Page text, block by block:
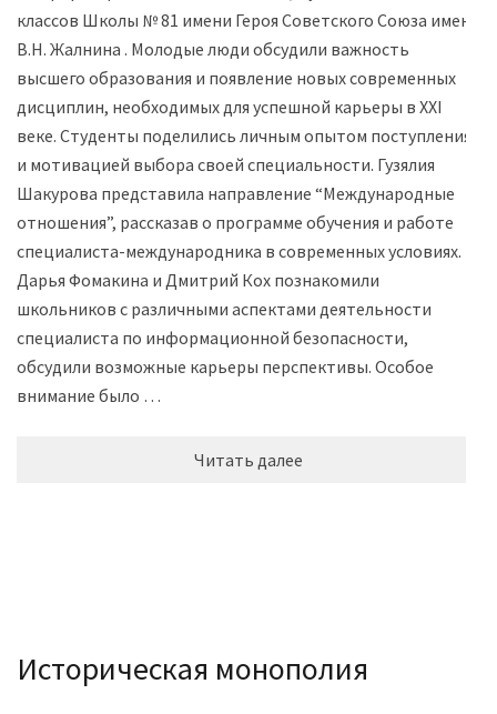
классов Школы № 81 имени Героя Советского Союза имени
В.Н. Жалнина . Молодые люди обсудили важность
высшего образования и появление новых современных
дисциплин, необходимых для успешной карьеры в XXI
веке. Студенты поделились личным опытом поступления
и мотивацией выбора своей специальности. Гузялия
Шакурова представила направление “Международные
отношения”, рассказав о программе обучения и работе
специалиста-международника в современных условиях.
Дарья Фомакина и Дмитрий Кох познакомили
школьников с различными аспектами деятельности
специалиста по информационной безопасности,
обсудили возможные карьеры перспективы. Особое
внимание было …
Читать далее
Историческая монополия